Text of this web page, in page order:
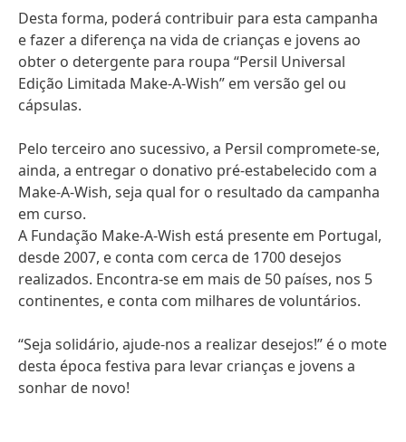
Desta forma, poderá contribuir para esta campanha
e fazer a diferença na vida de crianças e jovens ao
obter o detergente para roupa “Persil Universal
Edição Limitada Make-A-Wish” em versão gel ou
cápsulas.
Pelo terceiro ano sucessivo, a Persil compromete-se,
ainda, a entregar o donativo pré-estabelecido com a
Make-A-Wish, seja qual for o resultado da campanha
em curso.
A Fundação Make-A-Wish está presente em Portugal,
desde 2007, e conta com cerca de 1700 desejos
realizados. Encontra-se em mais de 50 países, nos 5
continentes, e conta com milhares de voluntários.
“Seja solidário, ajude-nos a realizar desejos!” é o mote
desta época festiva para levar crianças e jovens a
sonhar de novo!